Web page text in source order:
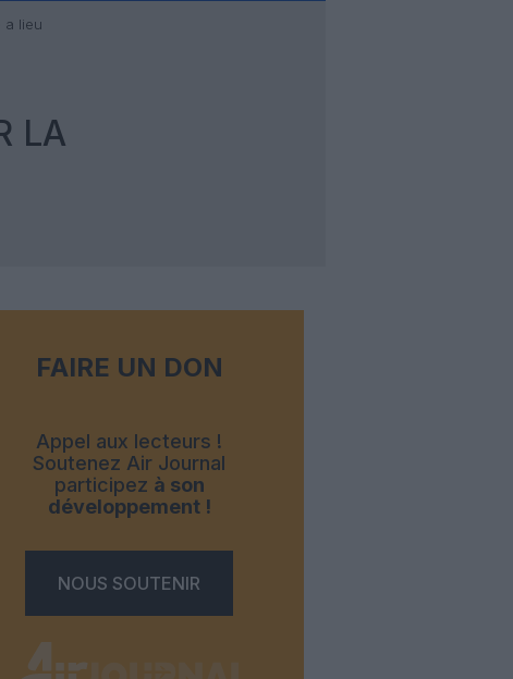
a lieu
LA
FAIRE UN DON
Appel aux lecteurs !
Soutenez Air Journal
participez à son
développement !
NOUS SOUTENIR